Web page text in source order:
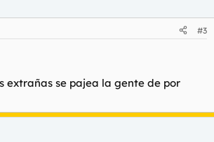
#3
extrañas se pajea la gente de por